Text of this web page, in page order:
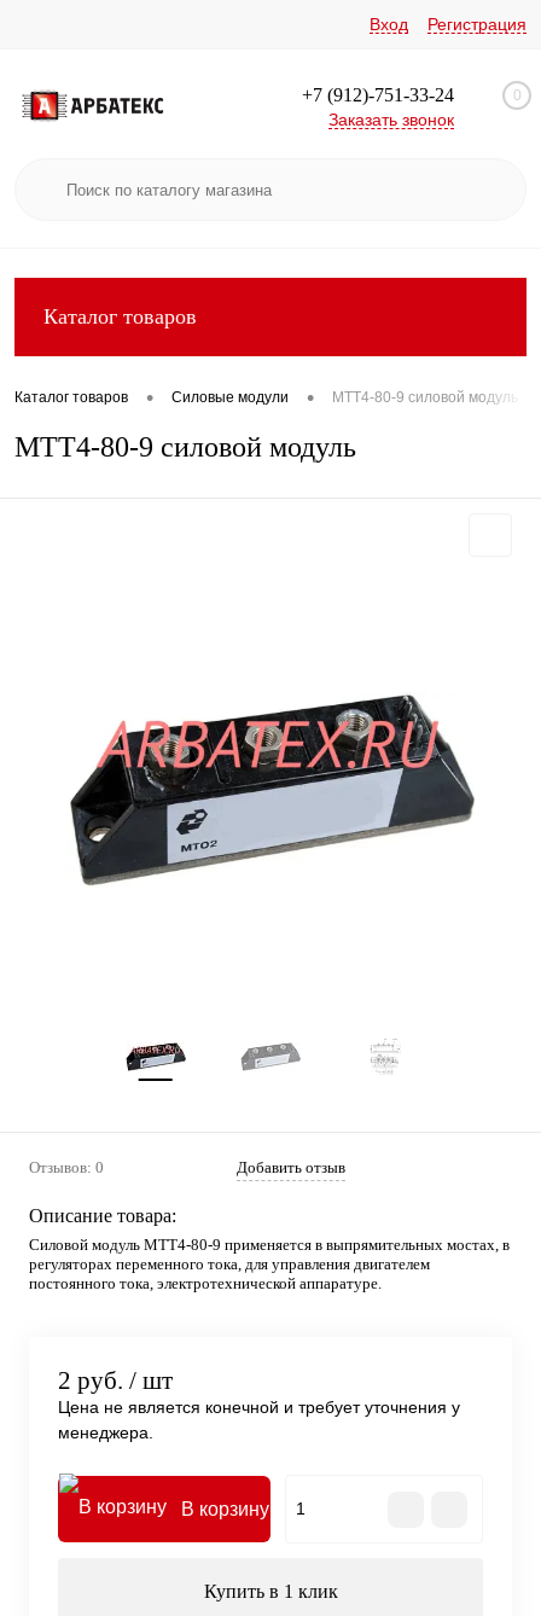
Вход Регистрация
+7 (912)-751-33-24
Заказать звонок
0
Каталог товаров
Каталог товаров • Силовые модули • МТТ4-80-9 силовой модуль
МТТ4-80-9 силовой модуль
Отзывов: 0 Добавить отзыв
Описание товара:
Силовой модуль МТТ4-80-9 применяется в выпрямительных мостах, в
регуляторах переменного тока, для управления двигателем
постоянного тока, электротехнической аппаратуре.
2 руб. / шт
Цена не является конечной и требует уточнения у
менеджера.
В корзину
Купить в 1 клик